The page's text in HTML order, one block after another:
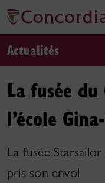
Actualités
La fusée
l’école
La fusée
pris son envol